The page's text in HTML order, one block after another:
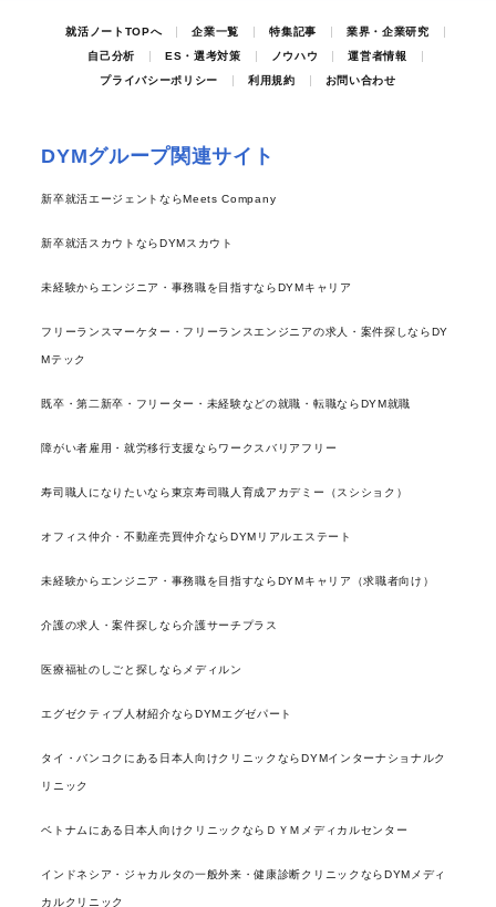
就活ノートTOPへ 企業一覧 特集記事
業界・企業研究
自己分析
ES・選考対策 ノウハウ
運営者情報
プライバシーポリシー
利用規約 お問い合わせ
DYMグループ関連サイト
新卒就活エージェントならMeets Company
新卒就活スカウトならDYMスカウト
未経験からエンジニア・事務職を目指すならDYMキャリア
フリーランスマーケター・フリーランスエンジニアの求人・案件探しならDY
Mテック
既卒・第二新卒・フリーター・未経験などの就職・転職ならDYM就職
障がい者雇用・就労移行支援ならワークスバリアフリー
寿司職人になりたいなら東京寿司職人育成アカデミー（スシショク）
オフィス仲介・不動産売買仲介ならDYMリアルエステート
未経験からエンジニア・事務職を目指すならDYMキャリア（求職者向け）
介護の求人・案件探しなら介護サーチプラス
医療福祉のしごと探しならメディルン
エグゼクティブ人材紹介ならDYMエグゼパート
タイ・バンコクにある日本人向けクリニックならDYMインターナショナルク
リニック
ベトナムにある日本人向けクリニックならＤＹＭメディカルセンター
インドネシア・ジャカルタの一般外来・健康診断クリニックならDYMメディ
カルクリニック